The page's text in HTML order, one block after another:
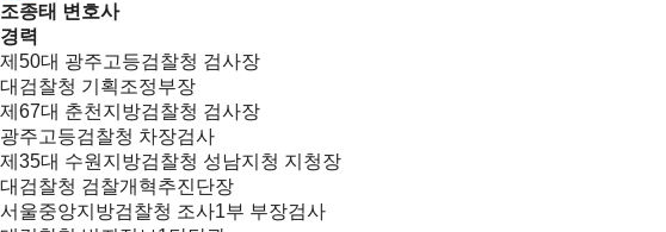
조종태 변호사
경력
제50대 광주고등검찰청 검사장
대검찰청 기획조정부장
제67대 춘천지방검찰청 검사장
광주고등검찰청 차장검사
제35대 수원지방검찰청 성남지청 지청장
대검찰청 검찰개혁추진단장
서울중앙지방검찰청 조사1부 부장검사